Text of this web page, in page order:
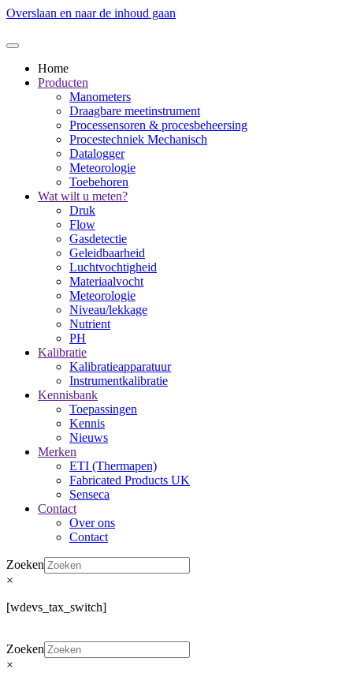
Overslaan en naar de inhoud gaan
Home
Producten
Manometers
Draagbare meetinstrument
Processensoren & procesbeheersing
Procestechniek Mechanisch
Datalogger
Meteorologie
Toebehoren
Wat wilt u meten?
Druk
Flow
Gasdetectie
Geleidbaarheid
Luchtvochtigheid
Materiaalvocht
Meteorologie
Niveau/lekkage
Nutrient
PH
Kalibratie
Kalibratieapparatuur
Instrumentkalibratie
Kennisbank
Toepassingen
Kennis
Nieuws
Merken
ETI (Thermapen)
Fabricated Products UK
Senseca
Contact
Over ons
Contact
Zoeken
×
[wdevs_tax_switch]
Zoeken
×